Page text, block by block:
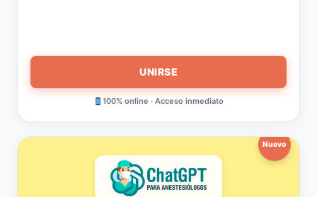
UNIRSE
100% online · Acceso inmediato
Nuevo